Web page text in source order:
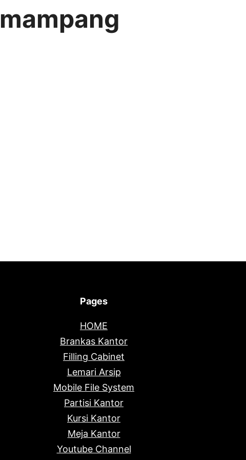
Pages
HOME
Brankas Kantor
Filling Cabinet
Lemari Arsip
Mobile File System
Partisi Kantor
Kursi Kantor
Meja Kantor
Youtube Channel